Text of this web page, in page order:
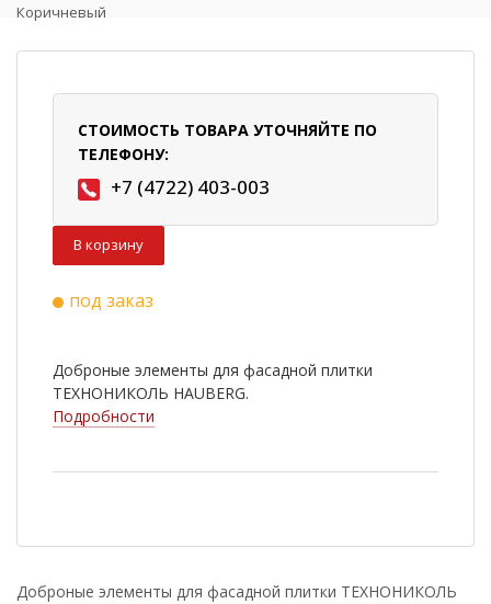
Коричневый
СТОИМОСТЬ ТОВАРА УТОЧНЯЙТЕ ПО
ТЕЛЕФОНУ:
+7 (4722) 403-003
В корзину
под заказ
Доброные элементы для фасадной плитки
ТЕХНОНИКОЛЬ HAUBERG.
Подробности
Доброные элементы для фасадной плитки ТЕХНОНИКОЛЬ